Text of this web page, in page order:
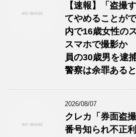
【速報】「盗撮
てやめることが
内で16歳女性の
スマホで撮影か
員の30歳男を
警察は余罪ある
2026/08/07
クレカ「券面盗
番号知られ不正